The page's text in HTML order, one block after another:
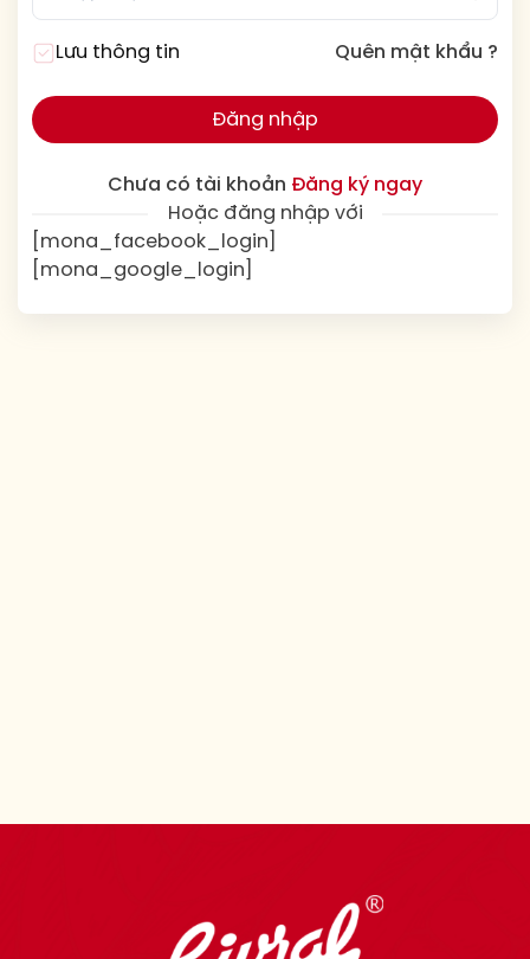
Lưu thông tin Quên mật khẩu ?
Đăng nhập
Chưa có tài khoản Đăng ký ngay
Hoặc đăng nhập với
[mona_facebook_login]
[mona_google_login]